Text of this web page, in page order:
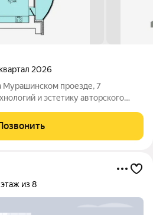
2026
проезде, 7
и эстетику авторского
качество строительства,
этаж из 8